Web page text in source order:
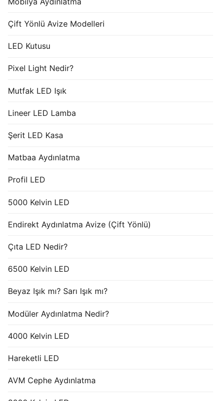
Çift Yönlü Avize Modelleri
LED Kutusu
Pixel Light Nedir?
Mutfak LED Işık
Lineer LED Lamba
Şerit LED Kasa
Matbaa Aydınlatma
Profil LED
5000 Kelvin LED
Endirekt Aydınlatma Avize (Çift Yönlü)
Çıta LED Nedir?
6500 Kelvin LED
Beyaz Işık mı? Sarı Işık mı?
Modüler Aydınlatma Nedir?
4000 Kelvin LED
Hareketli LED
AVM Cephe Aydınlatma